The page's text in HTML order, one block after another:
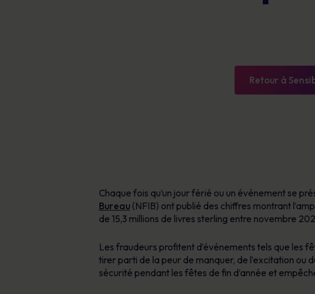
Retour à
Chaque fois qu’un jour férié ou un événement se
Bureau(NFIB) ont publié des chiffres montrant
de 15,3 millions de livres sterling entre novembre
Les fraudeurs profitent d’événements tels que les
tirer parti de la peur de manquer, de l’excitation ou
sécurité pendant les fêtes de fin d’année et